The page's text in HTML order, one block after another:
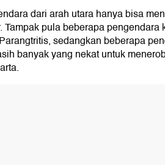
dari arah utara hanya bisa
Tampak pula beberapa pengendara
sedangkan beberapa
banyak yang nekat untuk